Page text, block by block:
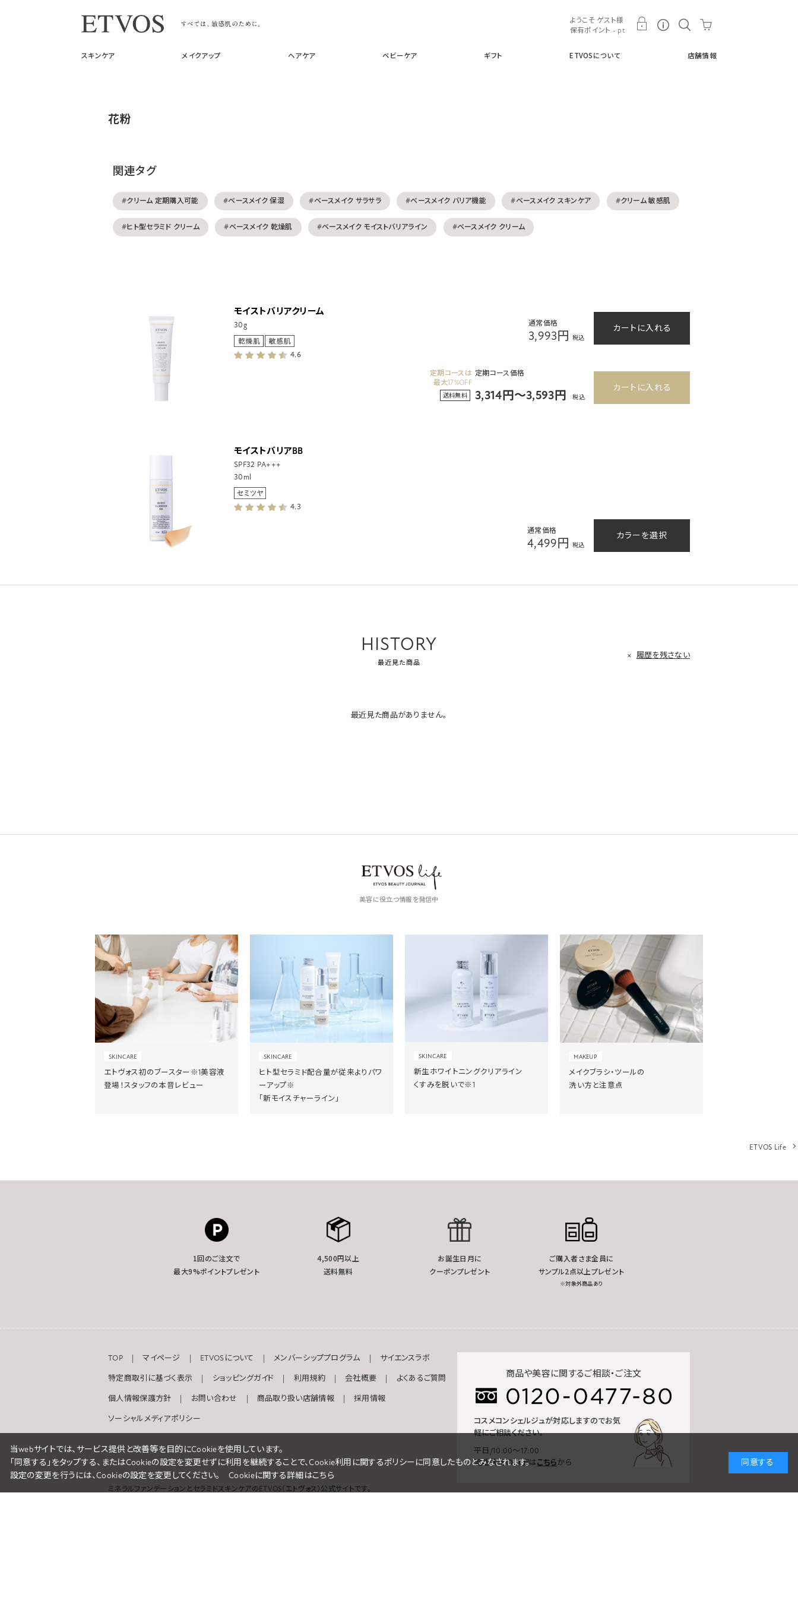
スキンケア メイクアップ ヘアケア ベビーケア ギフト ETVOSについて 店舗情報
ようこそ ゲスト様
保有ポイント - pt
花粉
関連タグ
#クリーム 定期購入可能 #ベースメイク 保湿 #ベースメイク サラサラ #ベースメイク バリア機能 #ベースメイク スキンケア #クリーム 敏感肌
#ヒト型セラミド クリーム #ベースメイク 乾燥肌 #ベースメイク モイストバリアライン #ベースメイク クリーム
モイストバリアクリーム
30g
4.6
通常価格
3,993円 税込
カートに入れる
定期コースは
最大17%OFF
定期コース価格
送料無料 3,314円～3,593円 税込
カートに入れる
モイストバリアBB
SPF32 PA+++
30ml
4.3
通常価格
4,499円 税込
カラーを選択
HISTORY
最近見た商品
最近見た商品がありません。
履歴を残さない
美容に役立つ情報を発信中
SKINCARE
エトヴォス初のブースター※1美容液
登場！スタッフの本音レビュー
SKINCARE
ヒト型セラミド配合量が従来よりパワ
ーアップ※
「新モイスチャーライン」
SKINCARE
新生ホワイトニングクリアライン
くすみを脱いで※1
MAKEUP
メイクブラシ・ツールの
洗い方と注意点
ETVOS Life
1回のご注文で
最大9%ポイントプレゼント
4,500円以上
送料無料
お誕生日月に
クーポンプレゼント
ご購入者さま全員に
サンプル2点以上プレゼント
※対象外商品あり
TOP マイページ ETVOSについて メンバーシッププログラム サイエンスラボ
特定商取引に基づく表示 ショッピングガイド 利用規約 会社概要 よくあるご質問
個人情報保護方針 お問い合わせ 商品取り扱い店舗情報 採用情報
ソーシャルメディアポリシー
ミネラルファンデーションとセラミドスキンケアのETVOS（エトヴォス）公式サイトです。
商品や美容に関するご相談・ご注文
コスメコンシェルジュが対応しますのでお気
軽にご相談ください。
平日/10:00～17:00
混雑状況の目安はこちらから
当webサイトでは、サービス提供と改善等を目的にCookieを使用しています。
「同意する」をタップする、またはCookieの設定を変更せずに利用を継続することで、Cookie利用に関するポリシーに同意したものとみなされます。
設定の変更を行うには、Cookieの設定を変更してください。Cookieに関する詳細はこちら
同意する